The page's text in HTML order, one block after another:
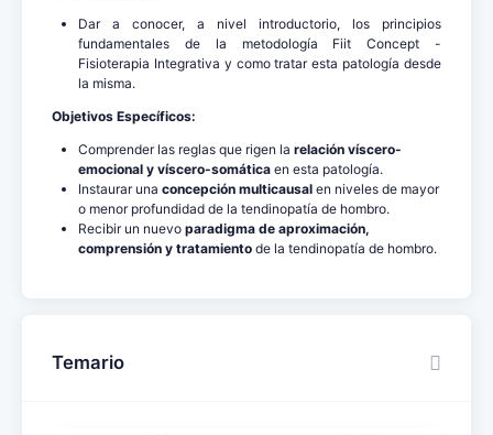
Dar a conocer, a nivel introductorio, los principios
fundamentales de la metodología Fiit Concept -
Fisioterapia Integrativa y como tratar esta patología desde
la misma.
Objetivos Específicos:
Comprender las reglas que rigen la relación víscero-
emocional y víscero-somática en esta patología.
Instaurar una concepción multicausal en niveles de mayor
o menor profundidad de la tendinopatía de hombro.
Recibir un nuevo paradigma de aproximación,
comprensión y tratamiento de la tendinopatía de hombro.
Temario